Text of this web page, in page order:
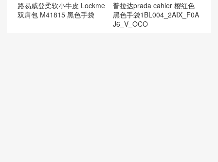
普拉达prada cahier 樱红色
黑色手袋1BL004_2AIX_F0A
J6_V_OCO